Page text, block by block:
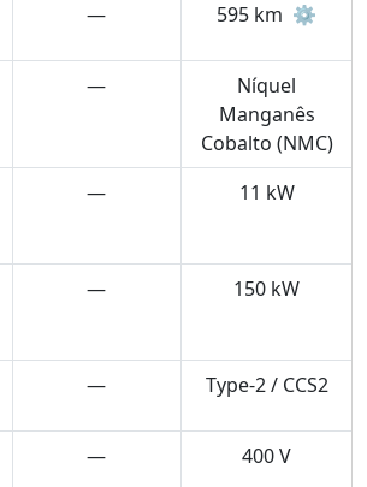
— 595 km ⚙️
—
Níquel
Manganês
Cobalto (NMC)
— 11 kW
— 150 kW
— Type-2 / CCS2
— 400 V